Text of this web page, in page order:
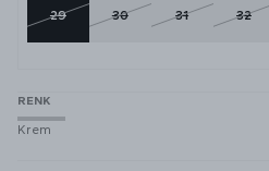
29 30 31 32
RENK
Krem